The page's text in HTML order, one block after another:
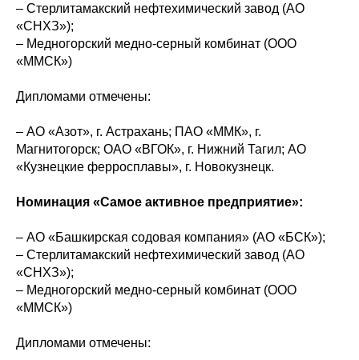
– Стерлитамакский нефтехимический завод (АО
«СНХЗ»);
– Медногорский медно-серный комбинат (ООО
«ММСК»)
Дипломами отмечены:
– АО «Азот», г. Астрахань; ПАО «ММК», г.
Магнитогорск; ОАО «ВГОК», г. Нижний Тагил; АО
«Кузнецкие ферросплавы», г. Новокузнецк.
Номинация «Самое активное предприятие»:
– АО «Башкирская содовая компания» (АО «БСК»);
– Стерлитамакский нефтехимический завод (АО
«СНХЗ»);
– Медногорский медно-серный комбинат (ООО
«ММСК»)
Дипломами отмечены: